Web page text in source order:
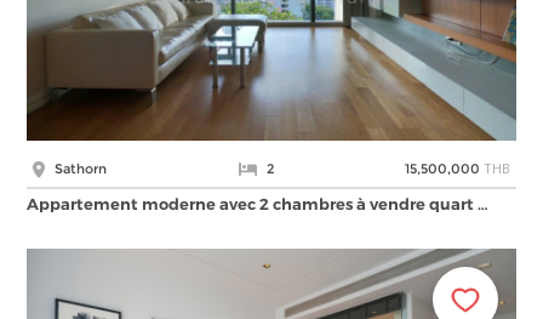
Sathorn 2 15,500,000 THB
Appartement moderne avec 2 chambres à vendre quart …